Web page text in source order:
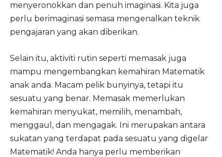
menyeronokkan dan penuh imaginasi. Kita juga
perlu berimaginasi semasa mengenalkan teknik
pengajaran yang akan diberikan.
Selain itu, aktiviti rutin seperti memasak juga
mampu mengembangkan kemahiran Matematik
anak anda. Macam pelik bunyinya, tetapi itu
sesuatu yang benar. Memasak memerlukan
kemahiran menyukat, memilih, menambah,
menggaul, dan mengagak. Ini merupakan antara
sukatan yang terdapat pada sesuatu yang digelar
Matematik! Anda hanya perlu memberikan